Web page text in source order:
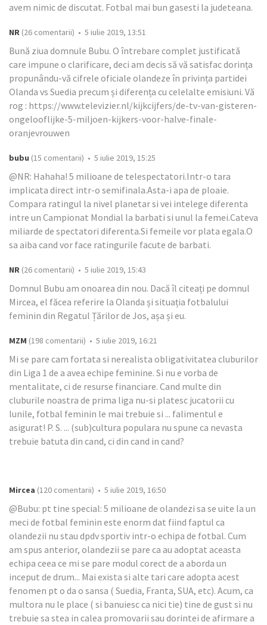
avem nimic de discutat. Fotbal mai bun gasesti la judeteana.
NR (26 comentarii) • 5 iulie 2019, 13:51
Bună ziua domnule Bubu. O întrebare complet justificată
care impune o clarificare, deci am decis să vă satisfac dorința
propunându-vă cifrele oficiale olandeze în privința partidei
Olanda vs Suedia precum și diferența cu celelalte emisiuni. Vă
rog : https://www.televizier.nl/kijkcijfers/de-tv-van-gisteren-
ongelooflijke-5-miljoen-kijkers-voor-halve-finale-
oranjevrouwen
bubu (15 comentarii) • 5 iulie 2019, 15:25
@NR: Hahaha! 5 milioane de telespectatori.Intr-o tara
implicata direct intr-o semifinala.Asta-i apa de ploaie.
Compara ratingul la nivel planetar si vei intelege diferenta
intre un Campionat Mondial la barbati si unul la femei.Cateva
miliarde de spectatori diferenta.Si femeile vor plata egala.O
sa aiba cand vor face ratingurile facute de barbati.
NR (26 comentarii) • 5 iulie 2019, 15:43
Domnul Bubu am onoarea din nou. Dacă îl citeați pe domnul
Mircea, el făcea referire la Olanda și situația fotbalului
feminin din Regatul Țărilor de Jos, așa și eu.
MZM (198 comentarii) • 5 iulie 2019, 16:21
Mi se pare cam fortata si nerealista obligativitatea cluburilor
din Liga 1 de a avea echipe feminine. Si nu e vorba de
mentalitate, ci de resurse financiare. Cand multe din
cluburile noastra de prima liga nu-si platesc jucatorii cu
lunile, fotbal feminin le mai trebuie si ... falimentul e
asigurat! P. S. ... (sub)cultura populara nu spune ca nevasta
trebuie batuta din cand, ci din cand in cand?
Mircea (120 comentarii) • 5 iulie 2019, 16:50
@Bubu: pt tine special: 5 milioane de olandezi sa se uite la un
meci de fotbal feminin este enorm dat fiind faptul ca
olandezii nu stau dpdv sportiv intr-o echipa de fotbal. Cum
am spus anterior, olandezii se pare ca au adoptat aceasta
echipa ceea ce mi se pare modul corect de a aborda un
inceput de drum... Mai exista si alte tari care adopta acest
fenomen pt o da o sansa ( Suedia, Franta, SUA, etc). Acum, ca
multora nu le place ( si banuiesc ca nici tie) tine de gust si nu
trebuie sa stea in calea promovarii sau dorintei de afirmare a